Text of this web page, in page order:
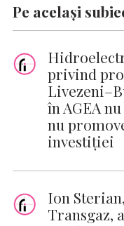
Pe același
privind
în AGEA
nu
investiției
Ion
Transgaz,